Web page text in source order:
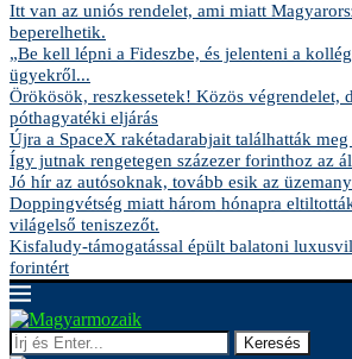
Itt van az uniós rendelet, ami miatt
beperelhetik.
„Be kell lépni a Fideszbe, és jelenteni a
ügyekről...
Örökösök, reszkessetek! Közös végrendelet,
póthagyatéki eljárás
Újra a SpaceX rakétadarabjait találhatták
Így jutnak rengetegen százezer forinthoz az
Jó hír az autósoknak, tovább esik az
Doppingvétség miatt három hónapra
világelső teniszezőt.
Kisfaludy-támogatással épült balatoni
forintért
Keresés